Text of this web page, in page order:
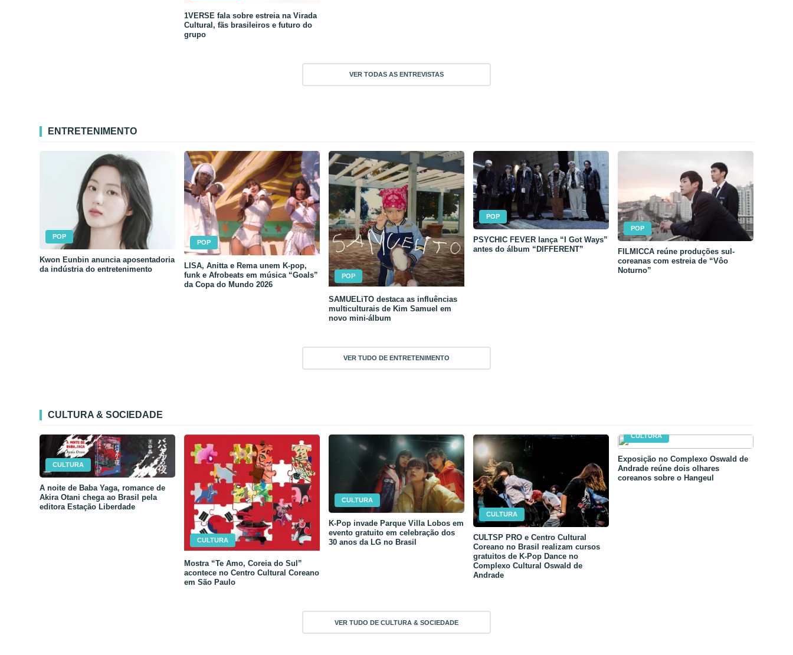
1VERSE fala sobre estreia na Virada
Cultural, fãs brasileiros e futuro do
grupo
VER TODAS AS ENTREVISTAS
ENTRETENIMENTO
POP
Kwon Eunbin anuncia aposentadoria
da indústria do entretenimento
POP
LISA, Anitta e Rema unem K-pop,
funk e Afrobeats em música “Goals”
da Copa do Mundo 2026
POP
SAMUELiTO destaca as influências
multiculturais de Kim Samuel em
novo mini-álbum
POP
PSYCHIC FEVER lança “I Got Ways”
antes do álbum “DIFFERENT”
POP
FILMICCA reúne produções sul-
coreanas com estreia de “Vôo
Noturno”
VER TUDO DE ENTRETENIMENTO
CULTURA & SOCIEDADE
CULTURA
A noite de Baba Yaga, romance de
Akira Otani chega ao Brasil pela
editora Estação Liberdade
CULTURA
Mostra “Te Amo, Coreia do Sul”
acontece no Centro Cultural Coreano
em São Paulo
CULTURA
K-Pop invade Parque Villa Lobos em
evento gratuito em celebração dos
30 anos da LG no Brasil
CULTURA
CULTSP PRO e Centro Cultural
Coreano no Brasil realizam cursos
gratuitos de K-Pop Dance no
Complexo Cultural Oswald de
Andrade
CULTURA
Exposição no Complexo Oswald de
Andrade reúne dois olhares
coreanos sobre o Hangeul
VER TUDO DE CULTURA & SOCIEDADE